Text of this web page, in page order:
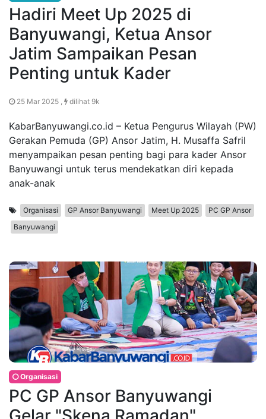
Hadiri Meet Up 2025 di
Banyuwangi, Ketua Ansor
Jatim Sampaikan Pesan
Penting untuk Kader
25 Mar 2025 , dilihat 9k
KabarBanyuwangi.co.id – Ketua Pengurus Wilayah (PW)
Gerakan Pemuda (GP) Ansor Jatim, H. Musaffa Safril
menyampaikan pesan penting bagi para kader Ansor
Banyuwangi untuk terus mendekatkan diri kepada
anak-anak
Organisasi GP Ansor Banyuwangi Meet Up 2025
PC GP Ansor
Banyuwangi
Organisasi
PC GP Ansor Banyuwangi